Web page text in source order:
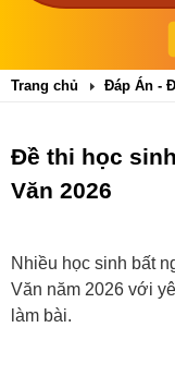
Trang chủ Đáp Án -
Đề thi học
Văn 2026
Nhiều học sinh bất
Văn năm 2026 với
làm bài.